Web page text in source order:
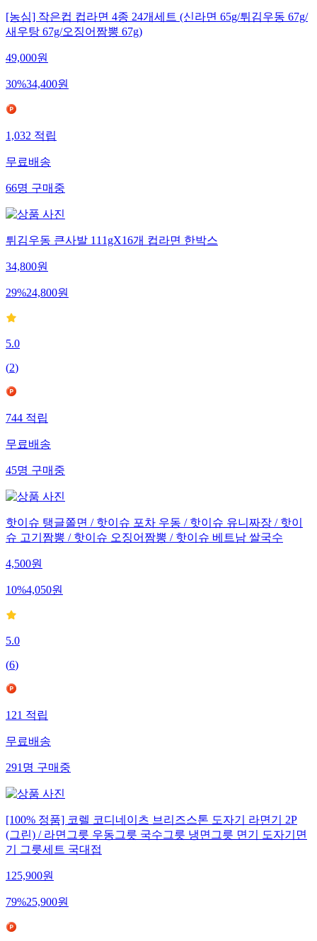
[농심] 작은컵 컵라면 4종 24개세트 (신라면 65g/튀김우동 67g/
새우탕 67g/오징어짬뽕 67g)
49,000원
30%34,400원
1,032적립
무료배송
66명구매중
튀김우동 큰사발 111gX16개 컵라면 한박스
34,800원
29%24,800원
5.0
(2)
744적립
무료배송
45명구매중
핫이슈 탱글쫄면 / 핫이슈 포차 우동 / 핫이슈 유니짜장 / 핫이
슈 고기짬뽕 / 핫이슈 오징어짬뽕 / 핫이슈 베트남 쌀국수
4,500원
10%4,050원
5.0
(6)
121적립
무료배송
291명구매중
[100% 정품] 코렐 코디네이츠 브리즈스톤 도자기 라면기 2P
(그린) / 라면그릇 우동그릇 국수그릇 냉면그릇 면기 도자기면
기 그릇세트 국대접
125,900원
79%25,900원